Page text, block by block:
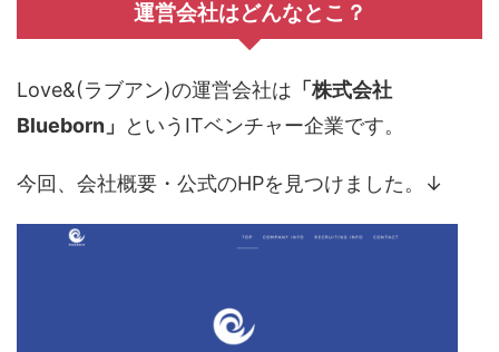
運営会社はどんなとこ？
Love&(ラブアン)の運営会社は 「株式会社
Blueborn」
というITベンチャー企業です。
今回、会社概要・公式のHPを見つけました。↓